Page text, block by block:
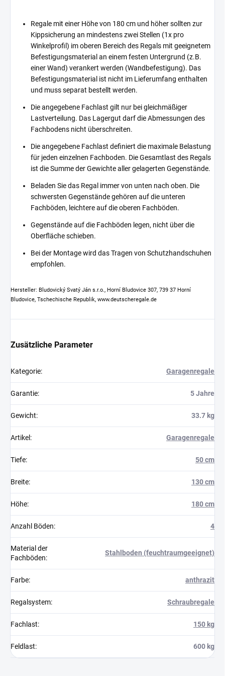
Regale mit einer Höhe von 180 cm und höher sollten zur
Kippsicherung an mindestens zwei Stellen (1x pro
Winkelprofil) im oberen Bereich des Regals mit geeignetem
Befestigungsmaterial an einem festen Untergrund (z.B.
einer Wand) verankert werden (Wandbefestigung). Das
Befestigungsmaterial ist nicht im Lieferumfang enthalten
und muss separat bestellt werden.
Die angegebene Fachlast gilt nur bei gleichmäßiger
Lastverteilung. Das Lagergut darf die Abmessungen des
Fachbodens nicht überschreiten.
Die angegebene Fachlast definiert die maximale Belastung
für jeden einzelnen Fachboden. Die Gesamtlast des Regals
ist die Summe der Gewichte aller gelagerten Gegenstände.
Beladen Sie das Regal immer von unten nach oben. Die
schwersten Gegenstände gehören auf die unteren
Fachböden, leichtere auf die oberen Fachböden.
Gegenstände auf die Fachböden legen, nicht über die
Oberfläche schieben.
Bei der Montage wird das Tragen von Schutzhandschuhen
empfohlen.
Hersteller: Bludovický Svatý Ján s.r.o., Horní Bludovice 307, 739 37 Horní
Bludovice, Tschechische Republik, www.deutscheregale.de
Zusätzliche Parameter
Kategorie: Garagenregale
Garantie: 5 Jahre
Gewicht: 33.7 kg
Artikel : Garagenregale
Tiefe: 50 cm
Breite: 130 cm
Höhe: 180 cm
Anzahl Böden: 4
Material der
Fachböden:
Stahlboden (feuchtraumgeeignet)
Farbe: anthrazit
Regalsystem: Schraubregale
Fachlast: 150 kg
Feldlast: 600 kg